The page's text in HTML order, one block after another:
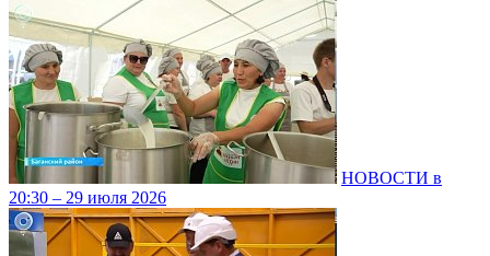
НОВОСТИ в
20:30 – 29 июля 2026